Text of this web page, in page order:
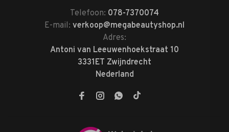
Telefoon: 078-7370074
E-mail: verkoop@megabeautyshop.nl
Adres:
Antoni van Leeuwenhoekstraat 10
3331ET Zwijndrecht
Nederland